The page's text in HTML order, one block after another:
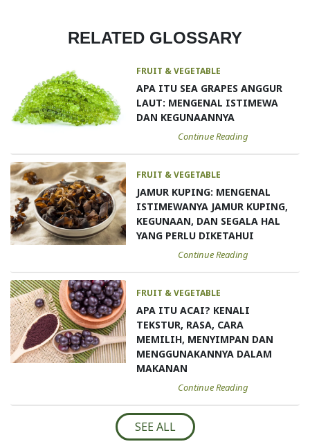
RELATED GLOSSARY
FRUIT & VEGETABLE
APA ITU SEA GRAPES ANGGUR
LAUT: MENGENAL ISTIMEWA
DAN KEGUNAANNYA
Continue Reading
FRUIT & VEGETABLE
JAMUR KUPING: MENGENAL
ISTIMEWANYA JAMUR KUPING,
KEGUNAAN, DAN SEGALA HAL
YANG PERLU DIKETAHUI
Continue Reading
FRUIT & VEGETABLE
APA ITU ACAI? KENALI
TEKSTUR, RASA, CARA
MEMILIH, MENYIMPAN DAN
MENGGUNAKANNYA DALAM
MAKANAN
Continue Reading
SEE ALL